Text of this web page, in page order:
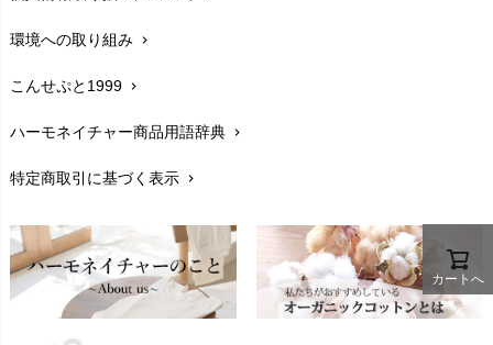
カートへ
生地・素材chevron_right
お手入れについて
レビューを書こうchevron_right
返品交換chevron_right
FAXでのご注文
お問い合わせchevron_right
環境への取り組み chevron_right
こんせぷと1999 chevron_right
ハーモネイチャー商品用語辞典 chevron_right
特定商取引に基づく表示 chevron_right